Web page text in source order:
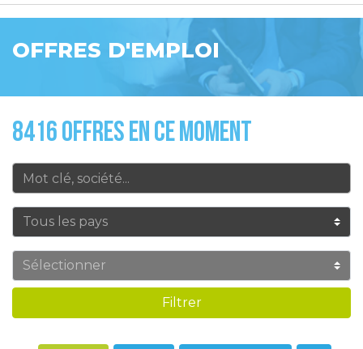
OFFRES D'EMPLOI
8416 OFFRES EN CE MOMENT
Filtrer